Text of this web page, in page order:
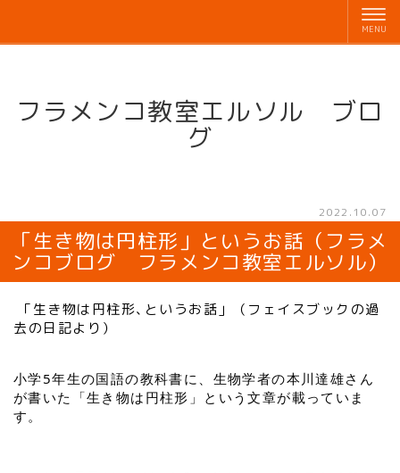
フラメンコ教室エルソル ブロ
グ
2022.10.07
「生き物は円柱形」というお話（フラメ
ンコブログ フラメンコ教室エルソル）
「生き物は円柱形､というお話」（フェイスブックの過
去の日記より）
小学5年生の国語の教科書に、生物学者の本川達雄さん
が書いた「生き物は円柱形」という文章が載っていま
す。